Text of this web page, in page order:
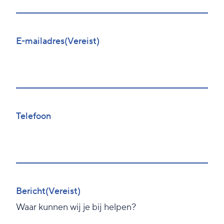
E-mailadres(Vereist)
Telefoon
Bericht(Vereist)
Waar kunnen wij je bij helpen?